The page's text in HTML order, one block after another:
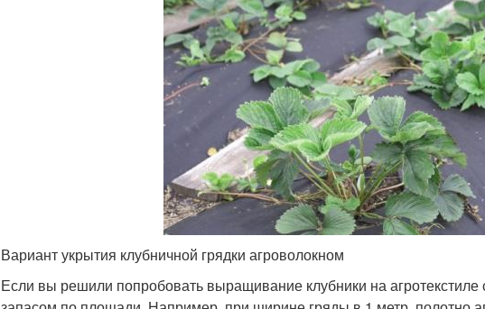
Вариант укрытия клубничной грядки агроволокном
Если вы решили попробовать выращивание клубники на агротекстиле